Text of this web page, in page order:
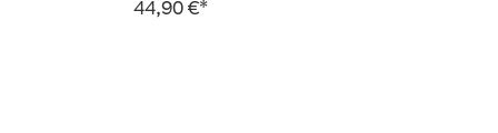
44,90 €*